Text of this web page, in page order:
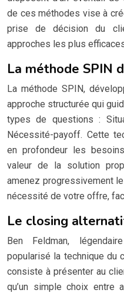
de ces méthodes vise à
prise de décision du
approches les plus
La méthode SPIN
La méthode SPIN,
approche structurée qui
types de questions :
Nécessité-payoff. Cette
en profondeur les
valeur de la solution
amenez progressivement
nécessité de votre offre,
Le closing
Ben Feldman,
popularisé la technique du
consiste à présenter au
qu’un simple choix entre